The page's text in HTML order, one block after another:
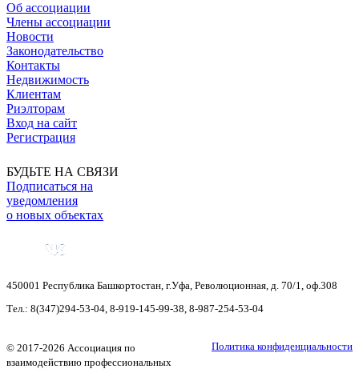
Об ассоциации
Члены ассоциации
Новости
Законодательство
Контакты
Недвижимость
Клиентам
Риэлторам
Вход на сайт
Регистрация
БУДЬТЕ НА СВЯЗИ
Подписаться на
уведомления
о новых объектах
450001 Республика Башкортостан, г.Уфа, Революционная, д. 70/1, оф.308
Тел.: 8(347)294-53-04, 8-919-145-99-38, 8-987-254-53-04
Политика конфиденциальности
© 2017-2026 Ассоциация по
взаимодействию профессиональных